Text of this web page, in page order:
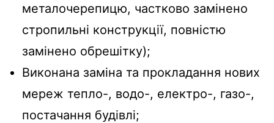
металочерепицю, частково замінено
стропильні конструкції, повністю
замінено обрешітку);
Виконана заміна та прокладання нових
мереж тепло-, водо-, електро-, газо-,
постачання будівлі;